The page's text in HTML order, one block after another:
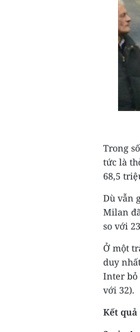
Trong
tức là
68,5
Dù vẫn
Milan
so với
Ở một
duy
Inter bỏ
với 32).
Kết